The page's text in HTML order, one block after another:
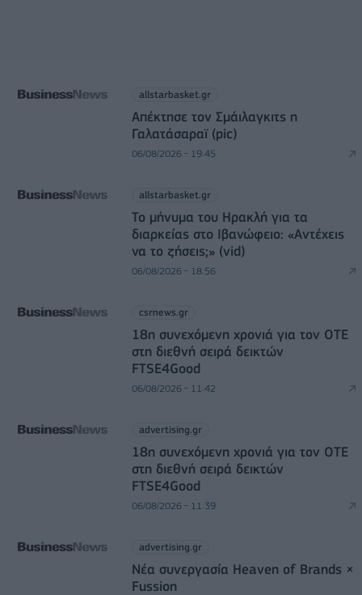
allstarbasket.gr
Απέκτησε τον Σμάιλαγκιτς η
Γαλατάσαραϊ (pic)
06/08/2026 - 19:45
allstarbasket.gr
Το μήνυμα του Ηρακλή για τα
διαρκείας στο Ιβανώφειο: «Αντέχεις
να το ζήσεις;» (vid)
06/08/2026 - 18:56
csrnews.gr
18η συνεχόμενη χρονιά για τον ΟΤΕ
στη διεθνή σειρά δεικτών
FTSE4Good
06/08/2026 - 11:42
advertising.gr
18η συνεχόμενη χρονιά για τον ΟΤΕ
στη διεθνή σειρά δεικτών
FTSE4Good
06/08/2026 - 11:39
advertising.gr
Νέα συνεργασία Heaven of Brands ×
Fussion